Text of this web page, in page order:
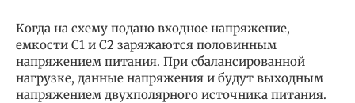
Когда на схему подано входное напряжение,
емкости С1 и С2 заряжаются половинным
напряжением питания. При сбалансированной
нагрузке, данные напряжения и будут выходным
напряжением двухполярного источника питания.